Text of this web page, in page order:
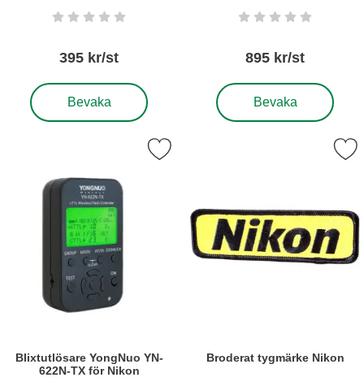
Art. nr6307 Betyg: 0 stjärnor av 5
395 kr/st
Bevaka
, Blixtutlösare YongNuo RF-605N 2-pack
Art. nr6308 Betyg: 0 stjärnor
895 kr/st
Bevaka
, Blixtutlösare YongNuo
Blixtutlösare YongNuo YN-
622N-TX för Nikon
blixtutlösare YongNuo YN-622N-TX för Nikon som favorit
Broderat tygmärke Nikon
Markera broderat